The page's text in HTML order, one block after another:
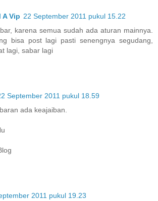
A Vip 22 September 2011 pukul 15.22
karena semua sudah ada aturan mainnya.
bisa post lagi pasti senengnya segudang,
lagi, sabar lagi
September 2011 pukul 18.59
ada keajaiban.
2011 pukul 19.23